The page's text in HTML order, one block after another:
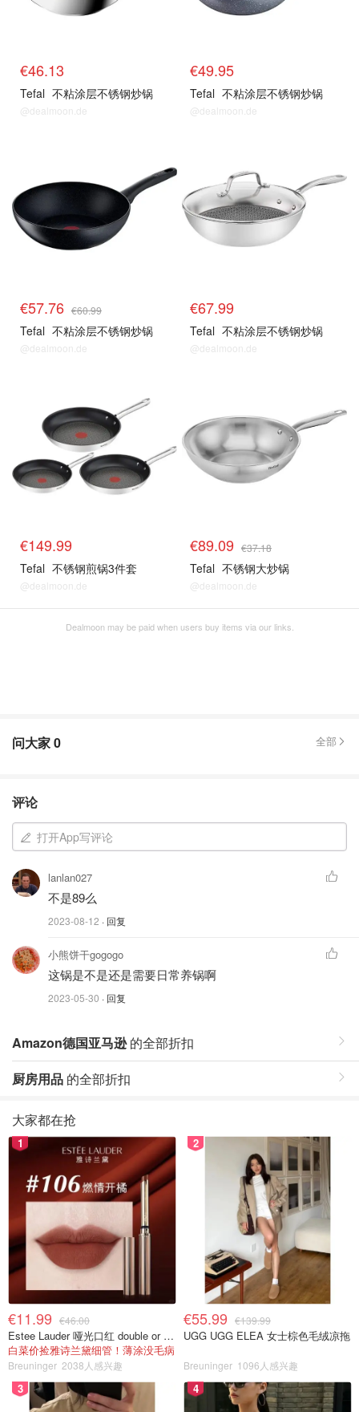
€46.13
Tefal 不粘涂层不锈钢炒锅
@dealmoon.de
€49.95
Tefal 不粘涂层不锈钢炒锅
@dealmoon.de
€57.76 €60.99
Tefal 不粘涂层不锈钢炒锅
@dealmoon.de
€67.99
Tefal 不粘涂层不锈钢炒锅
@dealmoon.de
€149.99
Tefal 不锈钢煎锅3件套
@dealmoon.de
€89.09 €37.18
Tefal 不锈钢大炒锅
@dealmoon.de
Dealmoon may be paid when users buy items via our links.
问大家0 全部
评论
打开App写评论
lanlan027
不是89么
2023-08-12 · 回复
小熊饼干gogogo
这锅是不是还是需要日常养锅啊
2023-05-30 · 回复
Amazon德国亚马逊的全部折扣
厨房用品 的全部折扣
大家都在抢
1
€11.99 €46.00
Estee Lauder 哑光口红 double or nothing色号
白菜价捡雅诗兰黛细管！薄涂没毛病
Breuninger 2038人感兴趣
2
€55.99 €139.99
UGG UGG ELEA 女士棕色毛绒凉拖
Breuninger 1096人感兴趣
3 4